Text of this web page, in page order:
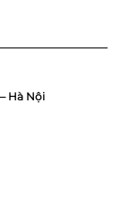
Hà Nội